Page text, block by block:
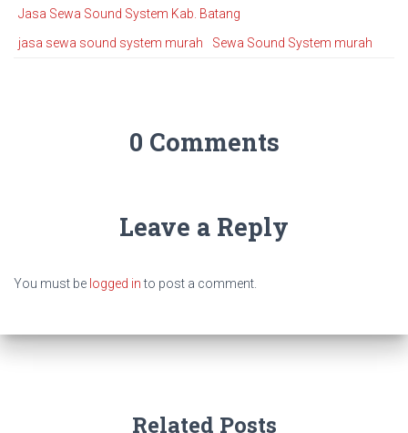
Jasa Sewa Sound System Kab. Batang
jasa sewa sound system murah
Sewa Sound System murah
0 Comments
Leave a Reply
You must be logged into post a comment.
Related Posts